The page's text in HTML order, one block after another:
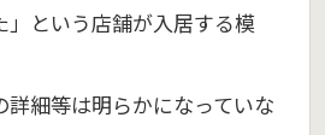
」という店舗が入居する模
詳細等は明らかになっていな